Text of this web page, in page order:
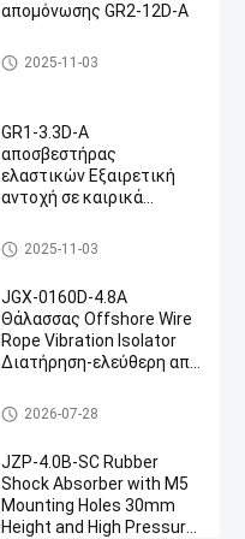
απομόνωσης GR2-12D-A
Απομόνωση δονήσεων με τσ
ιμπήματα
2025-11-03
GR1-3.3D-A
αποσβεστήρας
ελαστικών Εξαιρετική
αντοχή σε καιρικά
απομόνωσης δονήσεων
για μετρήσεις ακριβείας
Απομόνωση δονήσεων με τσ
ιμπήματα
2025-11-03
JGX-0160D-4.8A
Θάλασσας Offshore Wire
Rope Vibration Isolator
Διατήρηση-ελεύθερη από
τροφοδοσία
Μονωτής δόνησης σχοινιών
καλωδίων
2026-07-28
JZP-4.0B-SC Rubber
Shock Absorber with M5
Mounting Holes 30mm
Height and High Pressure